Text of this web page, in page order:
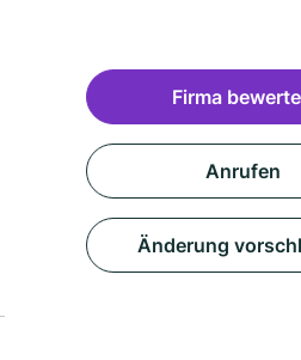
Firma
Anrufen
Änderung